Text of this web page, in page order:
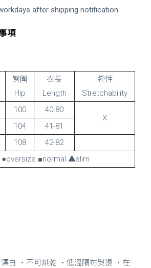
after shipping notification
項
臀圍
Hip
衣長
Length
彈性
Stretchability
100
40-80
X
104
41-81
108
42-82
■normal ▲slim
白 ・不可烘乾 ・低溫隔布熨燙 ・在